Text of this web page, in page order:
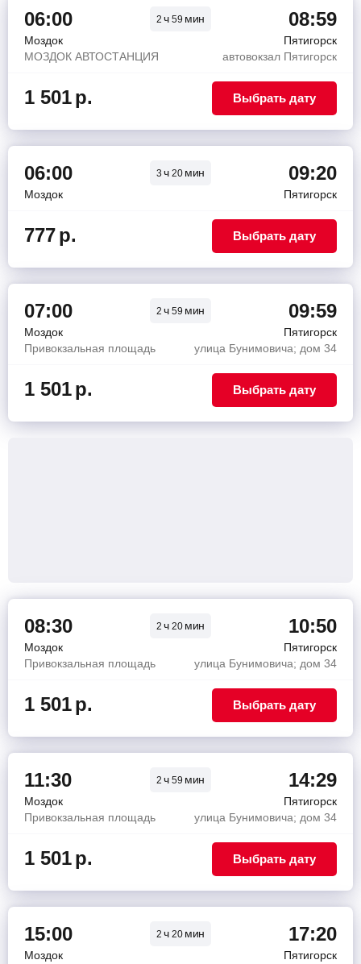
06:00 2ч 59 мин 08:59
Моздок
Пятигорск
МОЗДОК АВТОСТАНЦИЯ
автовокзал Пятигорск
1 501р. Выбрать дату
06:00 3ч 20 мин 09:20
Моздок Пятигорск
777р. Выбрать дату
07:00 2ч 59 мин 09:59
Моздок
Пятигорск
Привокзальная площадь
улица Бунимовича; дом 34
1 501р. Выбрать дату
08:30 2ч 20 мин 10:50
Моздок
Пятигорск
Привокзальная площадь
улица Бунимовича; дом 34
1 501р. Выбрать дату
11:30 2ч 59 мин 14:29
Моздок
Пятигорск
Привокзальная площадь
улица Бунимовича; дом 34
1 501р. Выбрать дату
15:00 2ч 20 мин 17:20
Моздок
Пятигорск